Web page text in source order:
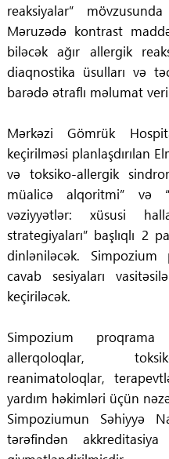
reaksiyalar”
Məruzədə kontrast
biləcək ağır allergik
diaqnostika üsulları və
barədə ətraflı məlumat
Mərkəzi Gömrük
keçirilməsi planlaşdırılan
və toksiko-allergik
müalicə alqoritmi” və
vəziyyətlər: xüsusi
strategiyaları” başlıqlı 2
dinləniləcək.
cavab sesiyaları
keçiriləcək.
Simpozium
allerqoloqlar,
reanimatoloqlar,
yardım həkimləri üçün
Simpoziumun Səhiyyə
tərəfindən